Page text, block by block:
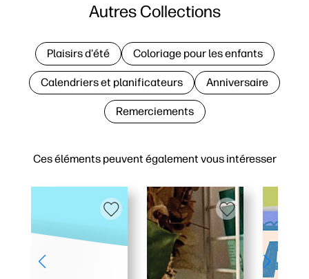
Ces éléments peuvent également vous intéresser
Autres Collections
Plaisirs d'été Coloriage pour les enfants
Calendriers et planificateurs Anniversaire
Remerciements